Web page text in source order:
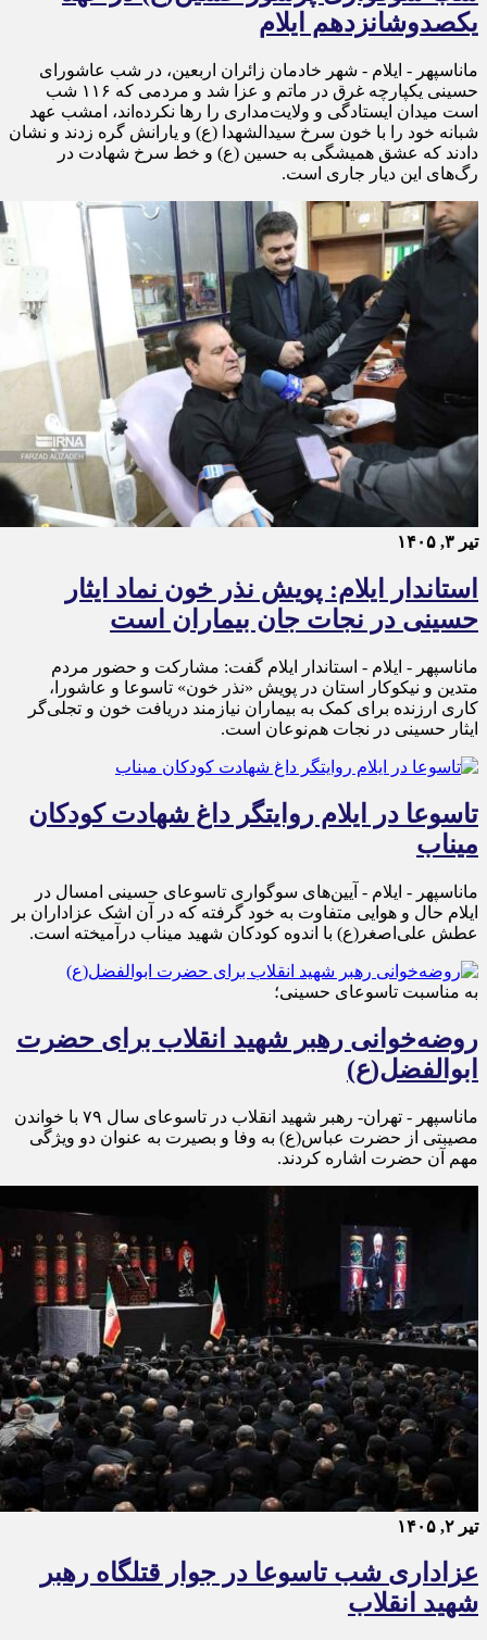
یکصدوشانزدهم ایلام
ماناسپهر - ایلام - شهر خادمان زائران اربعین، در شب عاشورای
حسینی یکپارچه غرق در ماتم و عزا شد و مردمی که ۱۱۶ شب
است میدان ایستادگی و ولایت‌مداری را رها نکرده‌اند، امشب عهد
شبانه خود را با خون سرخ سیدالشهدا (ع) و یارانش گره زدند و نشان
دادند که عشق همیشگی به حسین (ع) و خط سرخ شهادت در
رگ‌های این دیار جاری است.
تیر ۳, ۱۴۰۵
استاندار ایلام: پویش نذر خون نماد ایثار
حسینی در نجات جان بیماران است
ماناسپهر - ایلام - استاندار ایلام گفت: مشارکت و حضور مردم
متدین و نیکوکار استان در پویش «نذر خون» تاسوعا و عاشورا،
کاری ارزنده برای کمک به بیماران نیازمند دریافت خون و تجلی‌گر
ایثار حسینی در نجات هم‌نوعان است.
تاسوعا در ایلام روایتگر داغ شهادت کودکان
میناب
ماناسپهر - ایلام - آیین‌های سوگواری تاسوعای حسینی امسال در
ایلام حال و هوایی متفاوت به خود گرفته که در آن اشک عزاداران بر
عطش علی‌اصغر(ع) با اندوه کودکان شهید میناب درآمیخته است.
به مناسبت تاسوعای حسینی؛
روضه‌خوانی رهبر شهید انقلاب برای حضرت
ابوالفضل(ع)
ماناسپهر - تهران- رهبر شهید انقلاب در تاسوعای سال ۷۹ با خواندن
مصیبتی از حضرت عباس(ع) به وفا و بصیرت به عنوان دو ویژگی
مهم آن حضرت اشاره کردند.
تیر ۲, ۱۴۰۵
عزاداری شب تاسوعا در جوار قتلگاه رهبر
شهید انقلاب